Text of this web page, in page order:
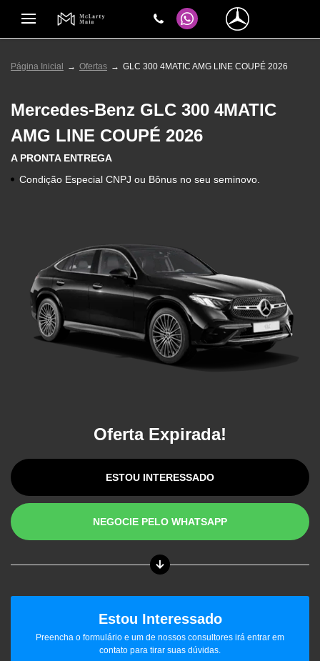
Página Inicial Ofertas GLC 300 4MATIC AMG LINE COUPÉ 2026
Mercedes-Benz GLC 300 4MATIC
AMG LINE COUPÉ 2026
A PRONTA ENTREGA
Condição Especial CNPJ ou Bônus no seu seminovo.
Oferta Expirada!
ESTOU INTERESSADO
NEGOCIE PELO WHATSAPP
Estou Interessado
Preencha o formulário e um de nossos consultores irá entrar em
contato para tirar suas dúvidas.